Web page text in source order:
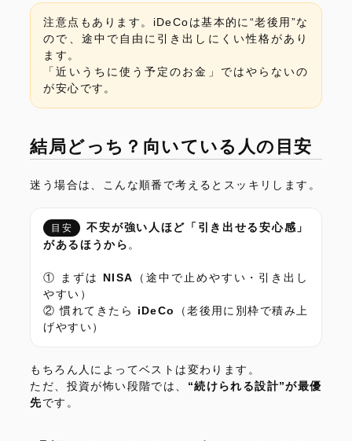
注意点もあります。iDeCoは基本的に“老後用”な
ので、途中で自由に引き出しにくい性格があり
ます。
「近いうちに使う予定のお金」ではやらないの
が安心です。
結局どっち？向いている人の目安
迷う場合は、こんな順番で考えるとスッキリします。
目安
不安が強い人ほど「引き出せる安心感」
があるほうから 。
① まずは NISA （途中で止めやすい・引き出し
やすい）
② 慣れてきたら iDeCo
（老後用に別枠で積み上
げやすい）
もちろん人によってベストは変わります。
ただ、投資が怖い段階では、 “続けられる設計”が最優
先です。